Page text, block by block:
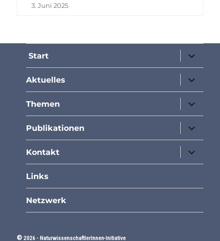
3. Juni 2025
Start
öffnen
Aktuelles
öffnen
Themen
öffnen
Publikationen
öffnen
Kontakt
öffnen
Links
Netzwerk
©2026 - NaturwissenschaftlerInnen-Initiative